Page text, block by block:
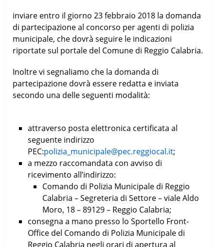
inviare entro il giorno 23 febbraio 2018 la domanda
di partecipazione al concorso per agenti di polizia
municipale, che dovrà seguire le indicazioni
riportate sul portale del Comune di Reggio Calabria.
Inoltre vi segnaliamo che la domanda di
partecipazione dovrà essere redatta e inviata
secondo una delle seguenti modalità:
attraverso posta elettronica certificata al
seguente indirizzo
PEC:polizia_municipale@pec.reggiocal.it;
a mezzo raccomandata con avviso di
ricevimento all’indirizzo:
Comando di Polizia Municipale di Reggio
Calabria – Segreteria di Settore – viale Aldo
Moro, 18 – 89129 – Reggio Calabria;
consegna a mano presso lo Sportello Front-
Office del Comando di Polizia Municipale di
Reggio Calabria negli orari di apertura al